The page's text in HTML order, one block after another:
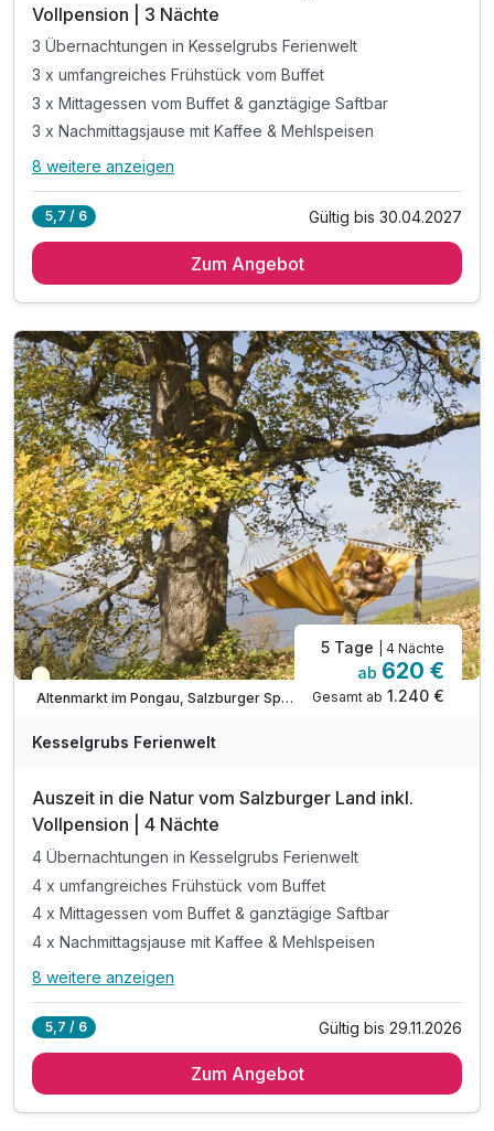
Vollpension | 3 Nächte
3 Übernachtungen in Kesselgrubs Ferienwelt
3 x umfangreiches Frühstück vom Buffet
3 x Mittagessen vom Buffet & ganztägige Saftbar
3 x Nachmittagsjause mit Kaffee & Mehlspeisen
Alle Inklusivleistungen
3 x umfangreiches Frühstück vom Buffet
3 x 5-Gang.Verwöhn.Menü. mit 3 Wahlmöglichkeiten
inkl. Kesselgrubs kleine, feine Wellnesswelt
inkl. Kesselgrubs Gesundheitswelt mit Vitaminkorb
inkl. Kesselgrubs Badetasche & Bademantel
inkl. Kesselgrubs.Abend.Bar. „s’Kessei“
inkl. Kesselinos Kinderwelt*
inkl. Kesselinos Kinderclub mit Bastelwerkstatt
inkl. Kesselinos Kinder.Abenteuer.Land im Freien
8 weitere anzeigen
5,7 / 6 Gültig bis 30.04.2027
Zum Angebot
Teilweise ausgelastet
Altenmarkt im Pongau, Salzburger Sportwelt
5 Tage | 4 Nächte
ab 620 €
Gesamt ab 1.240 €
Kesselgrubs Ferienwelt
Auszeit in die Natur vom Salzburger Land inkl.
Vollpension | 4 Nächte
4 Übernachtungen in Kesselgrubs Ferienwelt
4 x umfangreiches Frühstück vom Buffet
4 x Mittagessen vom Buffet & ganztägige Saftbar
4 x Nachmittagsjause mit Kaffee & Mehlspeisen
Alle Inklusivleistungen
4 x umfangreiches Frühstück vom Buffet
8 weitere anzeigen
5,7 / 6 Gültig bis 29.11.2026
Zum Angebot